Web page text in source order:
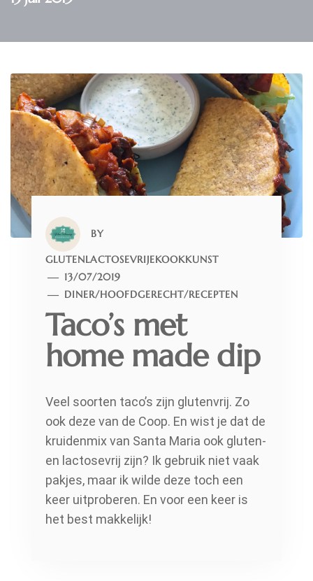
BY
GLUTENLACTOSEVRIJEKOOKKUNST
13/07/2019
DINER/HOOFDGERECHT/RECEPTEN
Taco’s met
home made dip
Veel soorten taco’s zijn glutenvrij. Zo
ook deze van de Coop. En wist je dat de
kruidenmix van Santa Maria ook gluten-
en lactosevrij zijn? Ik gebruik niet vaak
pakjes, maar ik wilde deze toch een
keer uitproberen. En voor een keer is
het best makkelijk!